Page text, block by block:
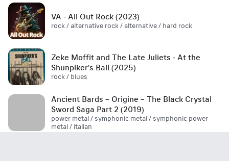
VA - All Out Rock (2023)
rock / alternative rock / alternative / hard rock
Zeke Moffit and The Late Juliets - At the
Shunpiker's Ball (2025)
rock / blues
Ancient Bards – Origine – The Black Crystal
Sword Saga Part 2 (2019)
power metal / symphonic metal / symphonic power
metal / italian